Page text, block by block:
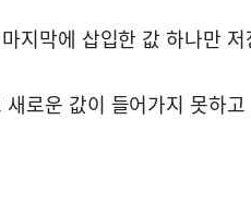
지막에 삽입한 값 하나만
로운 값이 들어가지 못하